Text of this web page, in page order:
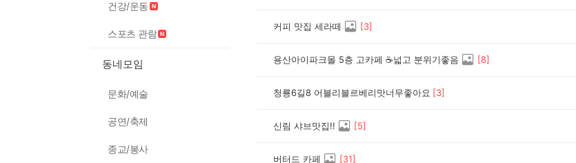
건강/운동
스포츠 관람
동네모임
문화/예술
공연/축제
종교/봉사
커피 맛집 세라떼 [3]
용산아이파크몰 5층 고카페 ☕️넓고 분위기좋음 [8]
청룡6길8 어블리블르베리맛너무좋아요 [3]
신림 샤브맛집!! [5]
버터드 카페 [31]